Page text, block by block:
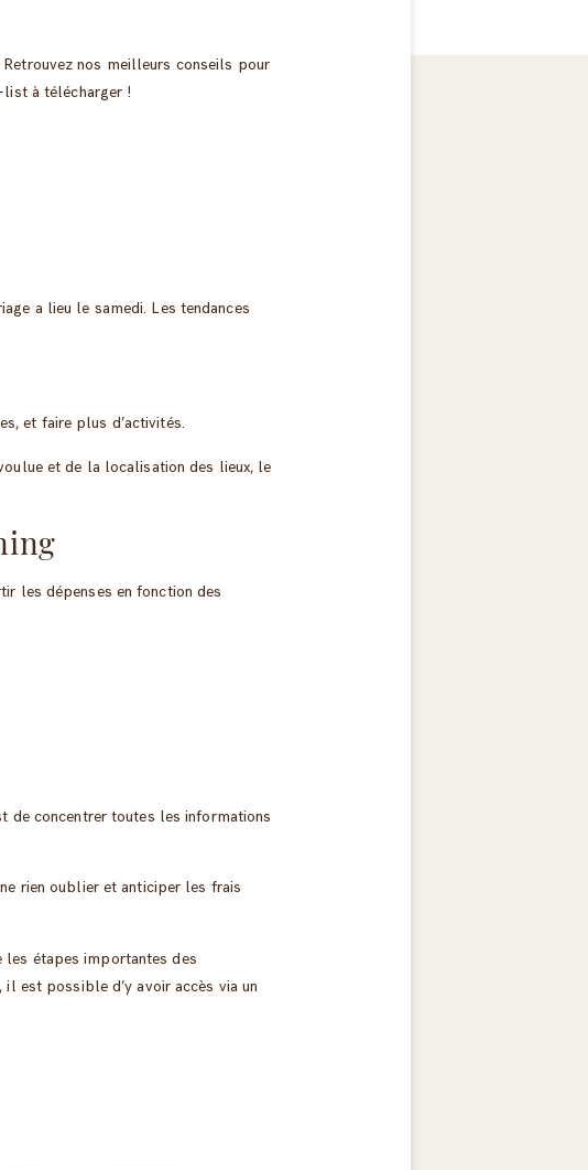
Retrouvez nos meilleurs conseils pour
à télécharger !
a lieu le samedi. Les tendances
et faire plus d’activités.
et de la localisation des lieux, le
les dépenses en fonction des
de concentrer toutes les informations
rien oublier et anticiper les frais
les étapes importantes des
, il est possible d’y avoir accès via un